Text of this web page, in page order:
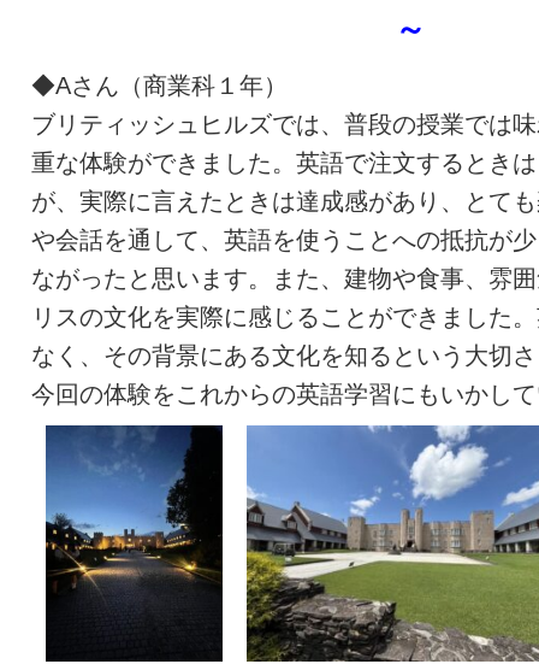
～
◆Aさん（商業科１年）
ブリティッシュヒルズでは、普段の授業では
重な体験ができました。英語で注文するとき
が、実際に言えたときは達成感があり、とて
や会話を通して、英語を使うことへの抵抗が
ながったと思います。また、建物や食事、雰
リスの文化を実際に感じることができました
なく、その背景にある文化を知るという大切
今回の体験をこれからの英語学習にもいかし